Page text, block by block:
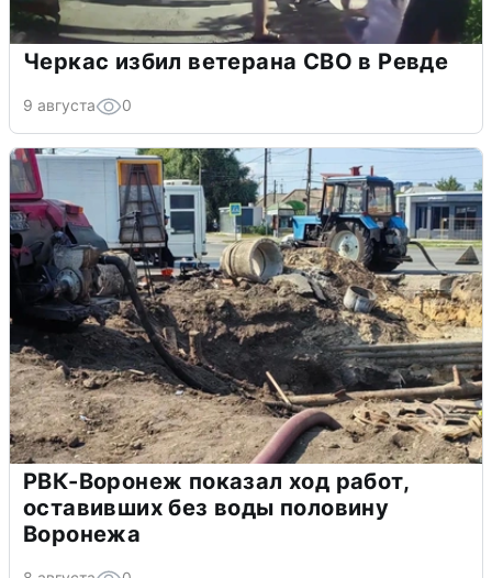
Черкас избил ветерана СВО в Ревде
9 августа 0
РВК-Воронеж показал ход работ,
оставивших без воды половину
Воронежа